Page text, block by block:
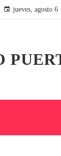
jueves, agosto 6